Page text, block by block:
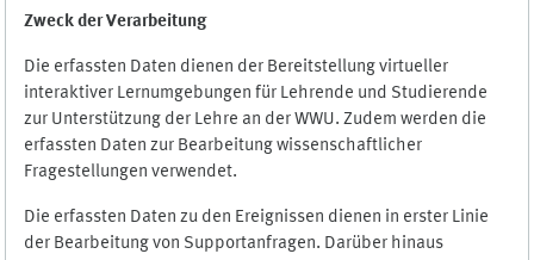
Zweck der Verarbeitung
Die erfassten Daten dienen der Bereitstellung virtueller
interaktiver Lernumgebungen für Lehrende und Studierende
zur Unterstützung der Lehre an der WWU. Zudem werden die
erfassten Daten zur Bearbeitung wissenschaftlicher
Fragestellungen verwendet.
Die erfassten Daten zu den Ereignissen dienen in erster Linie
der Bearbeitung von Supportanfragen. Darüber hinaus